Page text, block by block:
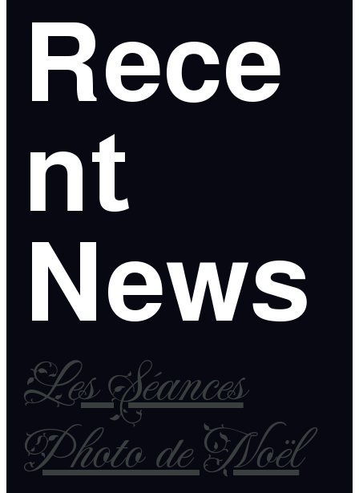
Rece
nt
News
Les Séances
Photo de Noël